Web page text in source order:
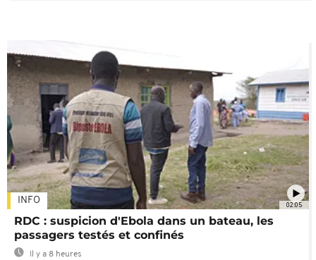
02:05
INFO
RDC : suspicion d'Ebola dans un bateau, les
passagers testés et confinés
Il y a 8 heures